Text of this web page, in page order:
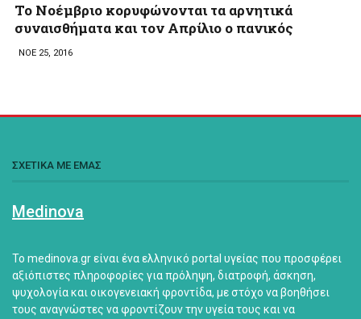
Το Νοέμβριο κορυφώνονται τα αρνητικά
συναισθήματα και τον Απρίλιο ο πανικός
ΝΟΕ 25, 2016
ΣΧΕΤΙΚΑ ΜΕ ΕΜΑΣ
Medinova
Το medinova.gr είναι ένα ελληνικό portal υγείας που προσφέρει
αξιόπιστες πληροφορίες για πρόληψη, διατροφή, άσκηση,
ψυχολογία και οικογενειακή φροντίδα, με στόχο να βοηθήσει
τους αναγνώστες να φροντίζουν την υγεία τους και να